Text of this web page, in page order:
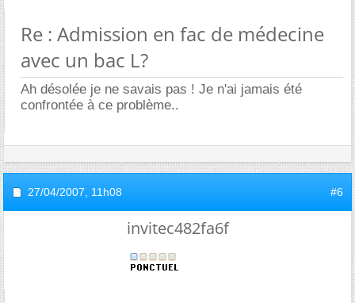
Re : Admission en fac de médecine
avec un bac L?
Ah désolée je ne savais pas ! Je n'ai jamais été
confrontée à ce problème..
27/04/2007, 11h08 #6
invitec482fa6f